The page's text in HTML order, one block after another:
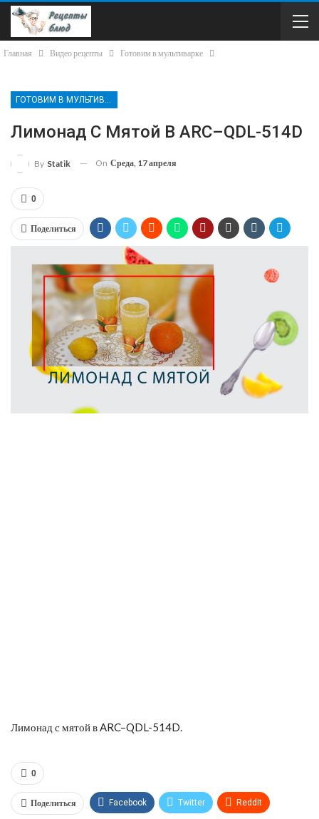
Главная Видео рецепты Готовим в мультиварке
Лимонад С Мятой В ARC–QDL-514D
By Statik On Среда, 17 апреля
0
Поделиться
Лимонад с мятой в ARC–QDL-514D.
0
Поделиться Facebook Twitter ReddIt